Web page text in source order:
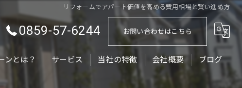
リフォームでアパート価値を高める費用相場と賢い進め方
0859-57-6244 お問い合わせはこちら
ンとは？ サービス 当社の特徴 会社概要 ブログ